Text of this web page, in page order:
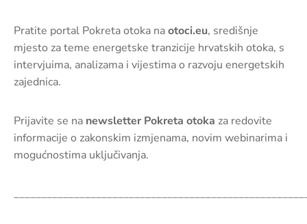
Pratite portal Pokreta otoka naotoci.eu, središnje
mjesto za teme energetske tranzicije hrvatskih otoka, s
intervjuima, analizama i vijestima o razvoju energetskih
zajednica.
Prijavite se na newsletter Pokreta otoka za redovite
informacije o zakonskim izmjenama, novim webinarima i
mogućnostima uključivanja.